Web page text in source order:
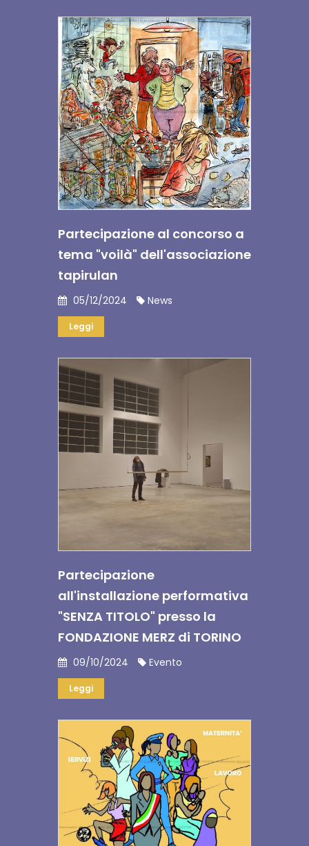
Partecipazione al concorso a
tema "voilà" dell'associazione
tapirulan
05/12/2024 News
Leggi
Partecipazione
all'installazione performativa
"SENZA TITOLO" presso la
FONDAZIONE MERZ di TORINO
09/10/2024 Evento
Leggi